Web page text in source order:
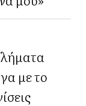
με το